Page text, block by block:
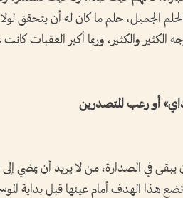
الجميل، حلم ما كان له أن يتحقق
الكثير والكثير، وربما أكبر العقبات
أو رعب المتصدرين
يبقى في الصدارة، من لا يريد أن يمضي
هذا الهدف أمام عينها قبل بداية